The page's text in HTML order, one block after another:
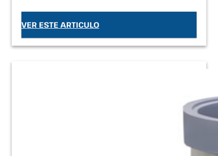
VER ESTE ARTICULO